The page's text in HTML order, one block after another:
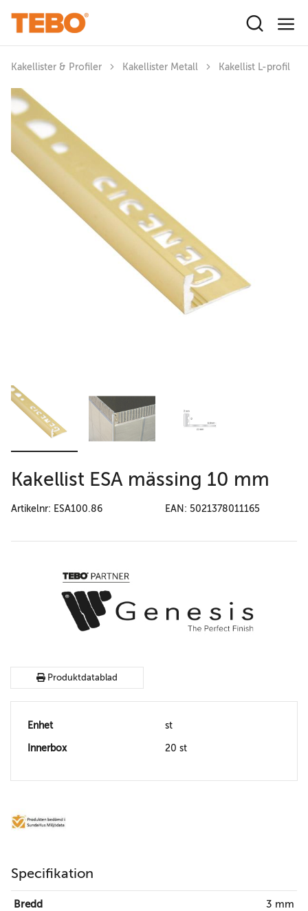
Kakellister & Profiler Kakellister Metall Kakellist L-profil
Kakellist ESA mässing 10 mm
Artikelnr: ESA100.86 EAN: 5021378011165
Produktdatablad
Enhet st
Innerbox 20 st
Specifikation
Bredd 3 mm